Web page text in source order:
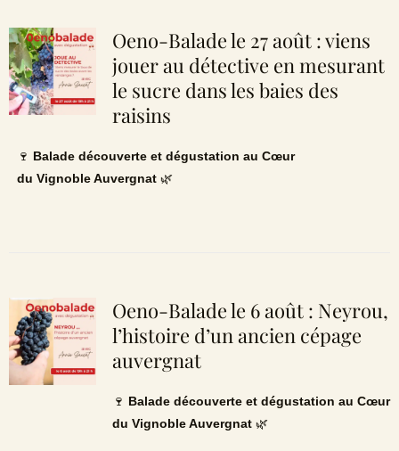
Oeno-Balade le 27 août : viens
jouer au détective en mesurant
le sucre dans les baies des
raisins
🍷 Balade découverte et dégustation au Cœur
du Vignoble Auvergnat🌿
Oeno-Balade le 6 août : Neyrou,
l’histoire d’un ancien cépage
auvergnat
🍷 Balade découverte et dégustation au Cœur
du Vignoble Auvergnat🌿